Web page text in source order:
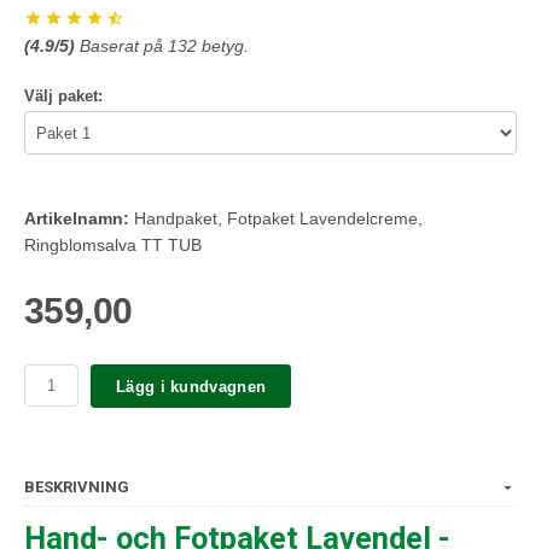
(4.9/5) Baserat på 132 betyg.
Välj paket:
Artikelnamn: Handpaket, Fotpaket Lavendelcreme,
Ringblomsalva TT TUB
359,00
Lägg i kundvagnen
BESKRIVNING
Hand- och Fotpaket Lavendel -